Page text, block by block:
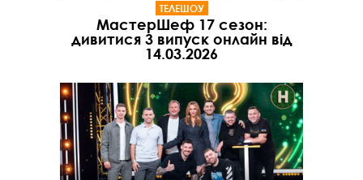
ТЕЛЕШОУ
МастерШеф 17 сезон:
дивитися 3 випуск онлайн від
14.03.2026